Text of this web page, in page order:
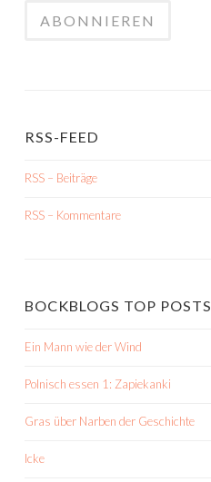
RSS-FEED
RSS – Beiträge
RSS – Kommentare
BOCKBLOGS TOP POSTS
Ein Mann wie der Wind
Polnisch essen 1: Zapiekanki
Gras über Narben der Geschichte
Icke